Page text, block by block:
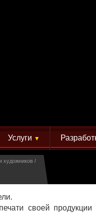
Услуги ▼
художников
своей продукции